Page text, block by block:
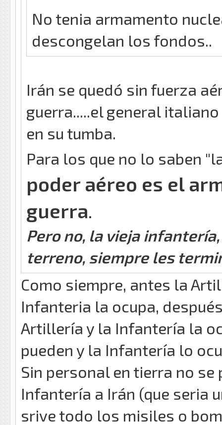
No tenia armamento
descongelan los fondos..
Irán se quedó sin fuerza
guerra.....el general
en su tumba.
Para los que no lo saben
poder aéreo es el
guerra.
Pero no, la vieja
terreno, siempre les
Como siempre, antes la
Infanteria la ocupa,
Artillería y la Infantería la
pueden y la Infantería lo
Sin personal en tierra no se
Infantería a Irán (que seria
srive todo los misiles o